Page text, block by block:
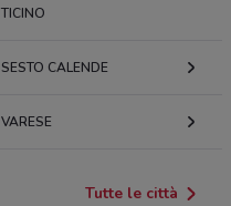
TICINO
SESTO CALENDE
VARESE
Tutte le città